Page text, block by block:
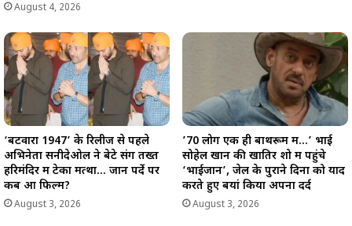
August 4, 2026
‘बटवारा 1947’ के रिलीज से पहले
अभिनेता सनीदेओल ने बेटे संग तख्त
हरिमंदिर में टेका मत्था… जानें पर्दे पर
कब आ फिल्म?
August 3, 2026
’70 लोग एक ही बाथरूम में…’ भाई
सोहेल खान की खातिर शो में पहुंचे
‘भाईजान’, जेल के पुराने दिनों को याद
करते हुए बयां किया अपना दर्द
August 3, 2026